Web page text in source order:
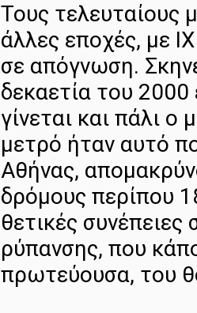
Τους τελευταίους
άλλες εποχές, με
σε απόγνωση.
δεκαετία του
γίνεται και πάλι
μετρό ήταν αυτό
Αθήνας,
δρόμους περίπου
θετικές
ρύπανσης, που
πρωτεύουσα, του